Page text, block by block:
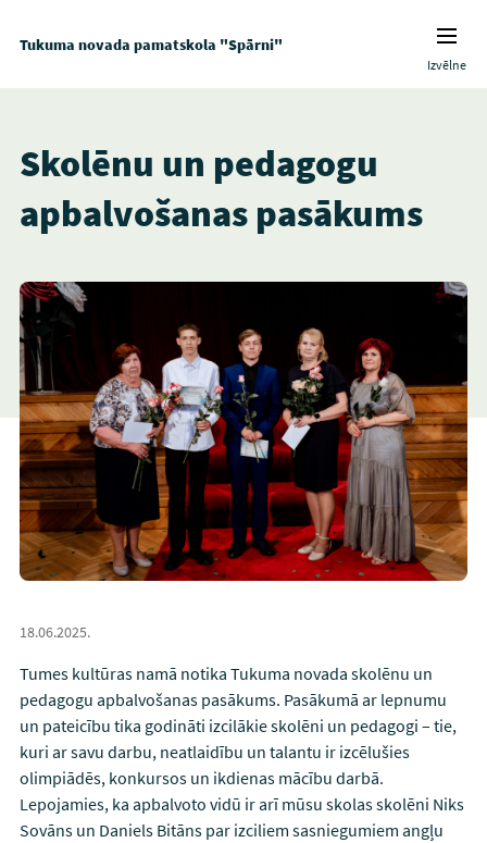
Tukuma novada pamatskola "Spārni"
Izvēlne
Skolēnu un pedagogu
apbalvošanas pasākums
18.06.2025.
Tumes kultūras namā notika Tukuma novada skolēnu un
pedagogu apbalvošanas pasākums. Pasākumā ar lepnumu
un pateicību tika godināti izcilākie skolēni un pedagogi – tie,
kuri ar savu darbu, neatlaidību un talantu ir izcēlušies
olimpiādēs, konkursos un ikdienas mācību darbā.
Lepojamies, ka apbalvoto vidū ir arī mūsu skolas skolēni Niks
Sovāns un Daniels Bitāns par izciliem sasniegumiem angļu